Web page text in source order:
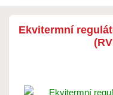
Ekvitermní